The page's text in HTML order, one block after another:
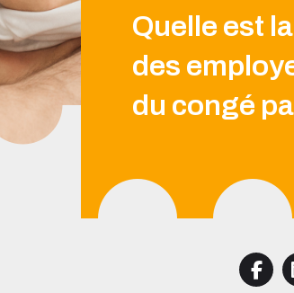
Quelle est
des
du congé